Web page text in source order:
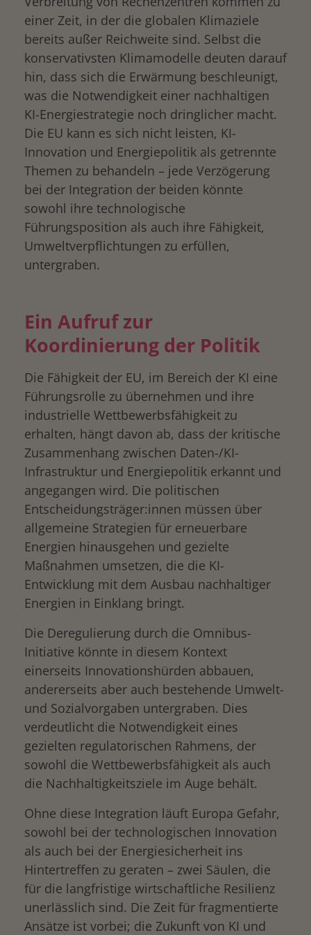
einer Zeit, in der die globalen Klimaziele
bereits außer Reichweite sind. Selbst die
konservativsten Klimamodelle deuten darauf
hin, dass sich die Erwärmung beschleunigt,
was die Notwendigkeit einer nachhaltigen
KI-Energiestrategie noch dringlicher macht.
Die EU kann es sich nicht leisten, KI-
Innovation und Energiepolitik als getrennte
Themen zu behandeln – jede Verzögerung
bei der Integration der beiden könnte
sowohl ihre technologische
Führungsposition als auch ihre Fähigkeit,
Umweltverpflichtungen zu erfüllen,
untergraben.
Ein Aufruf zur
Koordinierung der Politik
Die Fähigkeit der EU, im Bereich der KI eine
Führungsrolle zu übernehmen und ihre
industrielle Wettbewerbsfähigkeit zu
erhalten, hängt davon ab, dass der kritische
Zusammenhang zwischen Daten-/KI-
Infrastruktur und Energiepolitik erkannt und
angegangen wird. Die politischen
Entscheidungsträger:innen müssen über
allgemeine Strategien für erneuerbare
Energien hinausgehen und gezielte
Maßnahmen umsetzen, die die KI-
Entwicklung mit dem Ausbau nachhaltiger
Energien in Einklang bringt.
Die Deregulierung durch die Omnibus-
Initiative könnte in diesem Kontext
einerseits Innovationshürden abbauen,
andererseits aber auch bestehende Umwelt-
und Sozialvorgaben untergraben. Dies
verdeutlicht die Notwendigkeit eines
gezielten regulatorischen Rahmens, der
sowohl die Wettbewerbsfähigkeit als auch
die Nachhaltigkeitsziele im Auge behält.
Ohne diese Integration läuft Europa Gefahr,
sowohl bei der technologischen Innovation
als auch bei der Energiesicherheit ins
Hintertreffen zu geraten – zwei Säulen, die
für die langfristige wirtschaftliche Resilienz
unerlässlich sind. Die Zeit für fragmentierte
Ansätze ist vorbei; die Zukunft von KI und